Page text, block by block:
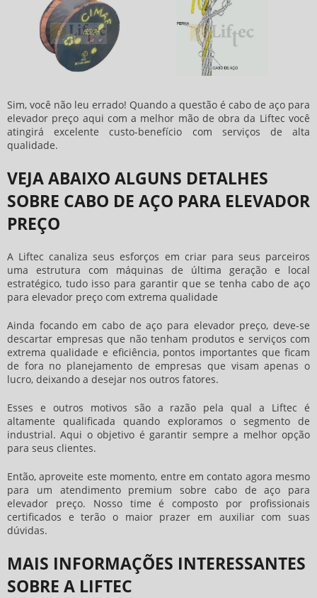
Sim, você não leu errado! Quando a questão é cabo de aço para
elevador preço aqui com a melhor mão de obra da Liftec você
atingirá excelente custo-benefício com serviços de alta
qualidade.
VEJA ABAIXO ALGUNS DETALHES
SOBRE CABO DE AÇO PARA ELEVADOR
PREÇO
A Liftec canaliza seus esforços em criar para seus parceiros
uma estrutura com máquinas de última geração e local
estratégico, tudo isso para garantir que se tenha cabo de aço
para elevador preço com extrema qualidade
Ainda focando em cabo de aço para elevador preço, deve-se
descartar empresas que não tenham produtos e serviços com
extrema qualidade e eficiência, pontos importantes que ficam
de fora no planejamento de empresas que visam apenas o
lucro, deixando a desejar nos outros fatores.
Esses e outros motivos são a razão pela qual a Liftec é
altamente qualificada quando exploramos o segmento de
industrial. Aqui o objetivo é garantir sempre a melhor opção
para seus clientes.
Então, aproveite este momento, entre em contato agora mesmo
para um atendimento premium sobre cabo de aço para
elevador preço. Nosso time é composto por profissionais
certificados e terão o maior prazer em auxiliar com suas
dúvidas.
MAIS INFORMAÇÕES INTERESSANTES
SOBRE A LIFTEC